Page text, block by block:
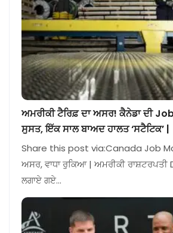
ਅਮਰੀਕੀ ਟੈਰਿਫ਼ ਦਾ ਅਸਰ! ਕੈਨੇਡਾ ਦੀ
ਸੁਸਤ, ਇੱਕ ਸਾਲ ਬਾਅਦ ਹਾਲਤ ‘ਸਟੈਟਿਕ’ |
Share this post via:Canada Job
ਅਸਰ, ਵਾਧਾ ਰੁਕਿਆ | ਅਮਰੀਕੀ
ਲਗਾਏ ਗਏ…